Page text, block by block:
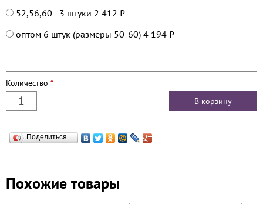
52,56,60 - 3 штуки 2 412 ₽
оптом 6 штук (размеры 50-60) 4 194 ₽
Количество *
Поделиться…
Похожие товары